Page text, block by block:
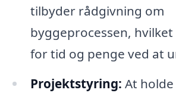
tilbyder rådgivning om
byggeprocessen,
for tid og penge ved at
Projektstyring: At